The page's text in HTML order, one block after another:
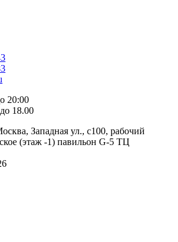
20:00
18.00
Западная ул., с100, рабочий
(этаж -1) павильон G-5 ТЦ